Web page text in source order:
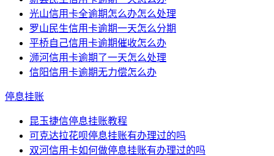
光山信用卡全逾期怎么办怎么处理
罗山民生信用卡逾期一天怎么分期
平桥自己信用卡逾期催收怎么办
浉河信用卡逾期了一天怎么处理
信阳信用卡逾期无力偿怎么办
停息挂账
昆玉捷信停息挂账教程
可克达拉花呗停息挂账有办理过的吗
双河信用卡如何做停息挂账有办理过的吗